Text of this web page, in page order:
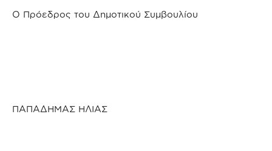
Ο Πρόεδρος του Δημοτικού Συμβουλίου
ΠΑΠΑΔΗΜΑΣ ΗΛΙΑΣ